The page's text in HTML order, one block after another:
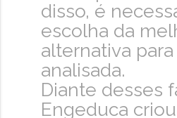
disso, é
escolha da
alternativa
analisada.
Diante desses
Engeduca